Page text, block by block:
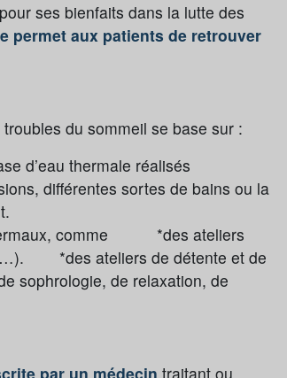
ses bienfaits dans la lutte des
permet aux patients de retrouver
du sommeil se base sur :
d’eau thermale réalisés
différentes sortes de bains ou la
comme *des ateliers
*des ateliers de détente et de
sophrologie, de relaxation, de
par un médecin traitant ou